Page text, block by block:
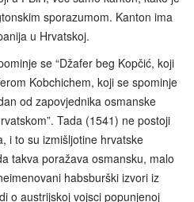
sporazumom. Kanton ima
u Hrvatskoj.
se “Džafer beg Kopčić, koji
Kobchichem, koji se spominje
od zapovjednika osmanske
Tada (1541) ne postoji
i to su izmišljotine hrvatske
takva poražava osmansku, malo
habsburški izvori iz
o austrijskoj vojsci popunjenoj